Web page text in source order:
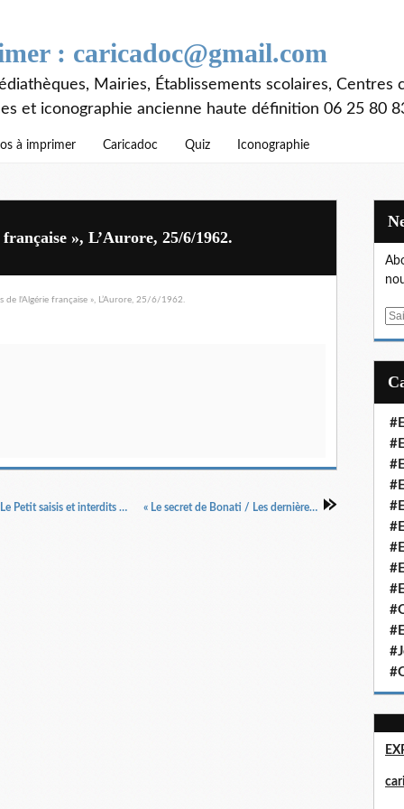
: caricadoc@gmail.com
Mairies, Établissements scolaires, Centres
et iconographie ancienne haute définition 06 25 80
à imprimer Caricadoc Quiz Iconographie
», L’Aurore, 25/6/1962.
Alfred Le Petit (1841-1909), « Dessins d'Alfred Le Petit saisis et interdits par le gouvernement, en violation de la loi sur la presse », La Revanche n° 16, 4/11/1886 (Louis Peyramont). « Le secret de Bonati / Les dernières lettres des sacrifiés de Stalingrad », Candide, 1/2/1962.
E